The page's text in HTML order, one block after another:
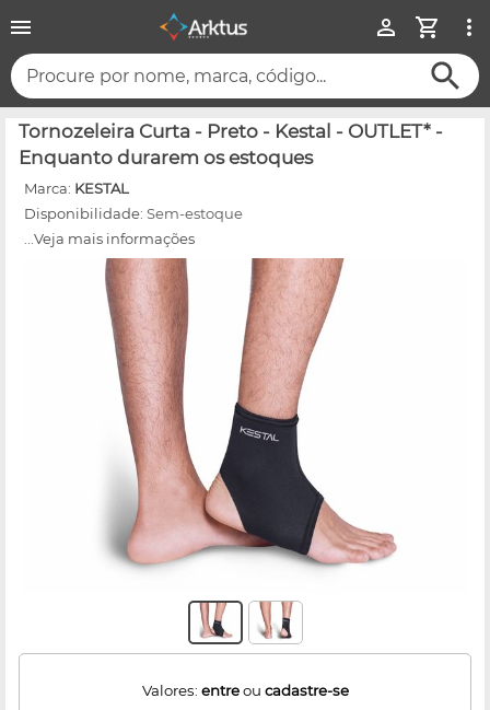
Procure por nome, marca, código...
Tornozeleira Curta - Preto - Kestal - OUTLET* -
Enquanto durarem os estoques
Marca: KESTAL
Disponibilidade: Sem-estoque
...Veja mais informações
Valores: entreou cadastre-se